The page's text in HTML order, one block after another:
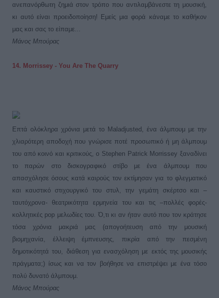
ανεπανόρθωτη ζημιά στον τρόπο που αντιλαμβάνεστε τη μουσική,
κι αυτό είναι προειδοποίηση! Εμείς μια φορά κάναμε το καθήκον
μας και σας το είπαμε...
Μάνος Μπούρας
14. Morrissey - You Are The Quarry
Επτά ολόκληρα χρόνια μετά το Maladjusted, ένα άλμπουμ με την
χλιαρότερη αποδοχή που γνώρισε ποτέ προσωπικό ή μη άλμπουμ
του από κοινό και κριτικούς, ο Stephen Patrick Morrissey ξαναδίνει
το παρών στο δισκογραφικό στίβο με ένα άλμπουμ που
απασχόλησε όσους κατά καιρούς τον εκτίμησαν για το φλεγματικό
και καυστικό στιχουργικό του στυλ, την γεμάτη σκέρτσο και –
ταυτόχρονα- θεατρικότητα ερμηνεία του και τις –πολλές φορές-
κολλητικές pop μελωδίες του. Ό,τι κι αν ήταν αυτό που τον κράτησε
τόσα χρόνια μακριά μας (απογοήτευση από την μουσική
βιομηχανία, έλλειψη έμπνευσης, πικρία από την πεσμένη
δημοτικότητά του, διάθεση για ενασχόληση με εκτός της μουσικής
πράγματα;) ίσως και να τον βοήθησε να επιστρέψει με ένα τόσο
πολύ δυνατό άλμπουμ.
Μάνος Μπούρας